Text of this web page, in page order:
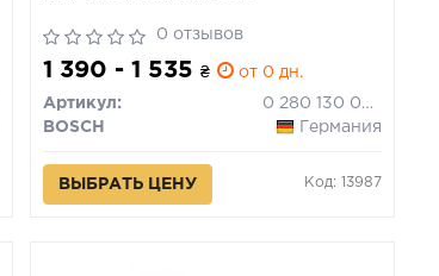
0 отзывов
1 390 - 1 535₴ от 0 дн.
Артикул:
0 280 130 085
BOSCH
Германия
ВЫБРАТЬ ЦЕНУ Код: 13987